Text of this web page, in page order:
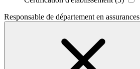
Responsable de département en assurances